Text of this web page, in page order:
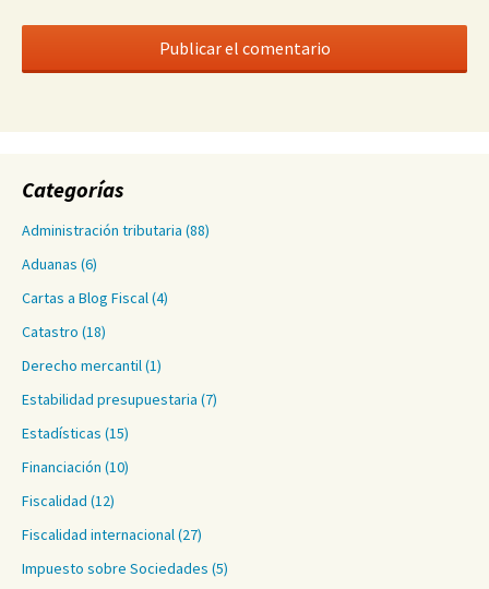
Categorías
Administración tributaria (88)
Aduanas (6)
Cartas a Blog Fiscal(4)
Catastro (18)
Derecho mercantil(1)
Estabilidad presupuestaria (7)
Estadísticas (15)
Financiación (10)
Fiscalidad (12)
Fiscalidad internacional(27)
Impuesto sobre Sociedades (5)